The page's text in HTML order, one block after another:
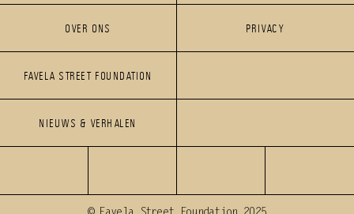
COMMUNITIES
OVER ONS
OVER ONS
FAVELA STREET FOUNDATION
FAVELA STREET FOUNDATION
NIEUWS & VERHALEN
ANBI
PRIVACY